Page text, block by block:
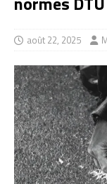
août 22, 2025